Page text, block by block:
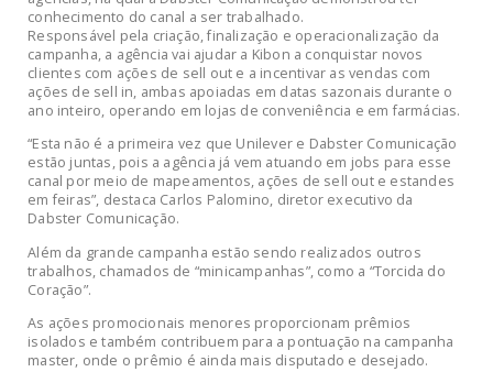
conhecimento do canal a ser trabalhado.
Responsável pela criação, finalização e operacionalização da
campanha, a agência vai ajudar a Kibon a conquistar novos
clientes com ações de sell out e a incentivar as vendas com
ações de sell in, ambas apoiadas em datas sazonais durante o
ano inteiro, operando em lojas de conveniência e em farmácias.
“Esta não é a primeira vez que Unilever e Dabster Comunicação
estão juntas, pois a agência já vem atuando em jobs para esse
canal por meio de mapeamentos, ações de sell out e estandes
em feiras”, destaca Carlos Palomino, diretor executivo da
Dabster Comunicação.
Além da grande campanha estão sendo realizados outros
trabalhos, chamados de “minicampanhas”, como a “Torcida do
Coração”.
As ações promocionais menores proporcionam prêmios
isolados e também contribuem para a pontuação na campanha
master, onde o prêmio é ainda mais disputado e desejado.